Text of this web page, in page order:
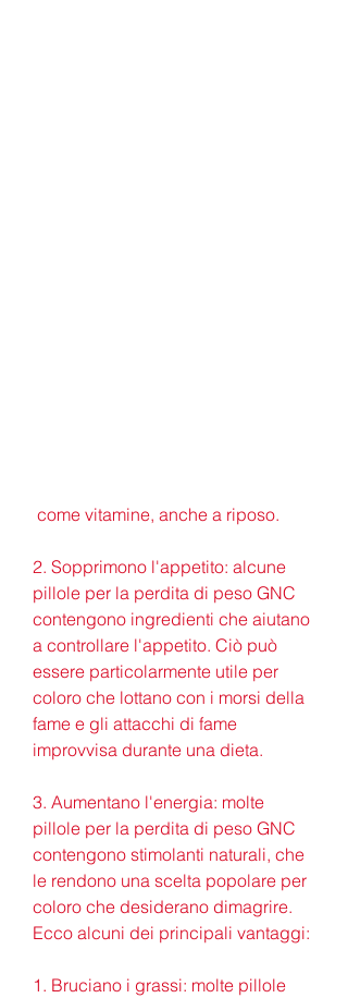
come vitamine, anche a riposo.
2. Sopprimono l'appetito: alcune
pillole per la perdita di peso GNC
contengono ingredienti che aiutano
a controllare l'appetito. Ciò può
essere particolarmente utile per
coloro che lottano con i morsi della
fame e gli attacchi di fame
improvvisa durante una dieta.
3. Aumentano l'energia: molte
pillole per la perdita di peso GNC
contengono stimolanti naturali, che
le rendono una scelta popolare per
coloro che desiderano dimagrire.
Ecco alcuni dei principali vantaggi:
1. Bruciano i grassi: molte pillole